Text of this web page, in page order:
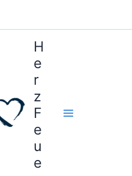
H
e
r
z
F
e
u
e